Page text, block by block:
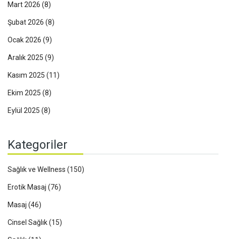
Mart 2026 (8)
Şubat 2026 (8)
Ocak 2026 (9)
Aralık 2025 (9)
Kasım 2025 (11)
Ekim 2025 (8)
Eylül 2025 (8)
Kategoriler
Sağlık ve Wellness (150)
Erotik Masaj (76)
Masaj (46)
Cinsel Sağlık(15)